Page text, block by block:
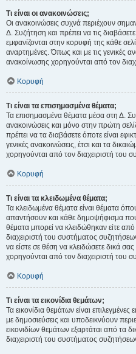
Τι είναι οι ανακοινώσεις;
Οι ανακοινώσεις συχνά περιέχουν
Δ. Συζήτηση και πρέπει να τις
εμφανίζονται στην κορυφή της κάθε
αναρτημένες. Όπως και με τις γενικές
ανακοίνωσης χορηγούνται από τον
Κορυφή
Τι είναι τα επισημασμένα θέματα;
Τα επισημασμένα θέματα μέσα στη Δ.
ανακοινώσεις και μόνο στην πρώτη
πρέπει να τα διαβάσετε όποτε είναι
γενικές ανακοινώσεις, έτσι και τα
χορηγούνται από τον διαχειριστή του
Κορυφή
Τι είναι τα κλειδωμένα θέματα;
Τα κλειδωμένα θέματα είναι θέματα
απαντήσουν και κάθε δημοψήφισμα που
θέματα μπορεί να κλειδώθηκαν είτε
διαχειριστή του συστήματος
να είστε σε θέση να κλειδώσετε δικά
χορηγούνται από τον διαχειριστή του
Κορυφή
Τι είναι τα εικονίδια θεμάτων;
Τα εικονίδια θεμάτων είναι
με δημοσιεύσεις και υποδεικνύουν
εικονιδίων θεμάτων εξαρτάται από τα
διαχειριστή του συστήματος